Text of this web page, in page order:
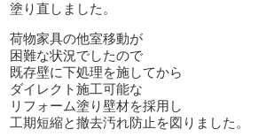
塗り直しました。
荷物家具の他室移動が
困難な状況でしたので
既存壁に下処理を施してから
ダイレクト施工可能な
リフォーム塗り壁材を採用し
工期短縮と撤去汚れ防止を図りました。